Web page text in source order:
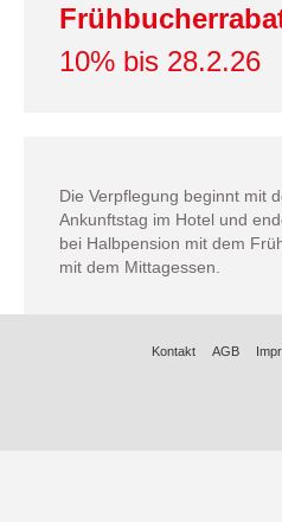
10% bis 28.2.26
Die Verpflegung beginnt mit
Ankunftstag im Hotel und
bei Halbpension mit dem
mit dem Mittagessen.
Kontakt AGB